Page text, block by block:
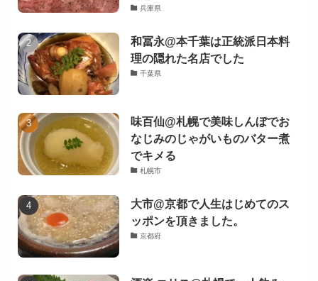
兵庫県
和冨永@本千葉は正統派日本料
理の隠れた名店でした
千葉県
味百仙@札幌で美味しんぼでお
なじみのじゃがいものバター煮
でキメる
札幌市
大市@京都で人生はじめてのス
ッポンを頂きました。
京都府